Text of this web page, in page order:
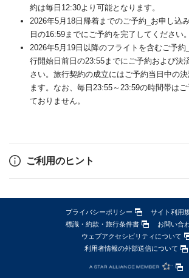
約は毎日12:30より可能となります。
2026年5月18日帰着までのご予約_お申し込
日の16:59までにご予約を完了してください。
2026年5月19日以降のフライトを含むご予約
行開始日前日の23:55までにご予約および決
さい。旅行契約の成立にはご予約当日中の
ます。なお、毎日23:55～23:59の時間帯は
ておりません。
ご利用のヒント
プライバシーポリシー
サイト利用
標識・約款・旅行条件書
お問い合
ウェブアクセシビリティについて
利用者情報の外部送信について